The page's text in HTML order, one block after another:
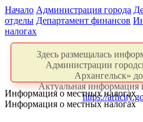
Начало Администрация города
отделы Департамент финансов
налогах
Здесь размещалась
Администрации
Архангельск»
Актуальная информация
https://
Информация о местных налогах
Информация о местных налогах